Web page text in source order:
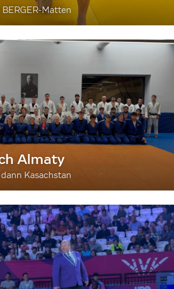
Matten
Almaty
Kasachstan